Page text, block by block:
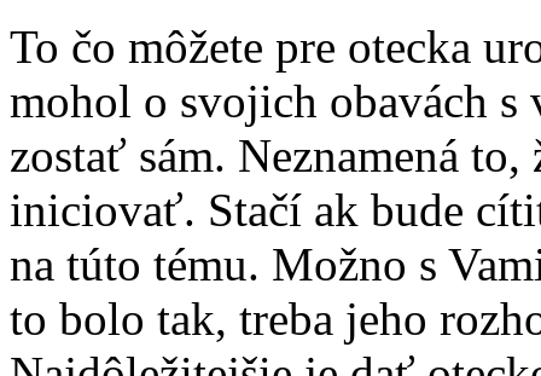
To čo môžete pre otecka
mohol o svojich obavách
zostať sám. Neznamená
iniciovať. Stačí ak bude
na túto tému. Možno s
to bolo tak, treba jeho